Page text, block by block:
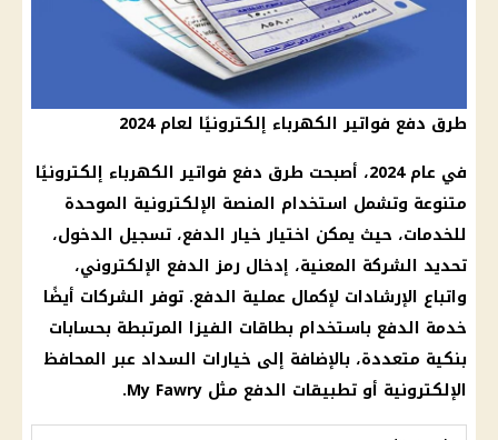
طرق دفع فواتير الكهرباء إلكترونيًا لعام 2024
في عام 2024، أصبحت طرق دفع فواتير الكهرباء إلكترونيًا
متنوعة وتشمل استخدام المنصة الإلكترونية الموحدة
للخدمات، حيث يمكن اختيار خيار الدفع، تسجيل الدخول،
تحديد الشركة المعنية، إدخال رمز الدفع الإلكتروني،
واتباع الإرشادات لإكمال عملية الدفع. توفر الشركات أيضًا
خدمة الدفع باستخدام بطاقات الفيزا المرتبطة بحسابات
بنكية متعددة، بالإضافة إلى خيارات السداد عبر المحافظ
الإلكترونية أو تطبيقات الدفع مثل My Fawry.